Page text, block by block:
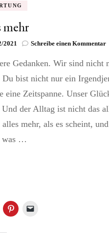
mehr
2021 Schreibe einen Kommentarzu
Gedanken. Wir sind nicht
bist nicht nur ein
eine Zeitspanne. Unser
der Alltag ist nicht das
mehr, als es scheint,
was …